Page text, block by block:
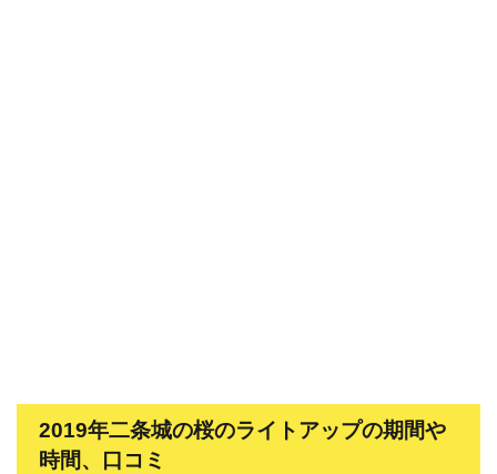
2019年二条城の桜のライトアップの期間や
時間、口コミ